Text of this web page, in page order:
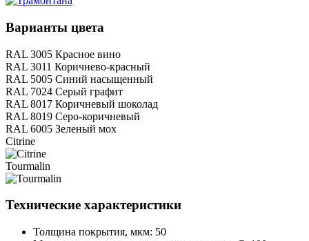
Варианты цвета
RAL 3005 Красное вино
RAL 3011 Коричнево-красный
RAL 5005 Синий насыщенный
RAL 7024 Серый графит
RAL 8017 Коричневый шоколад
RAL 8019 Серо-коричневый
RAL 6005 Зеленый мох
Citrine
Tourmalin
Технические характеристики
Толщина покрытия, мкм: 50